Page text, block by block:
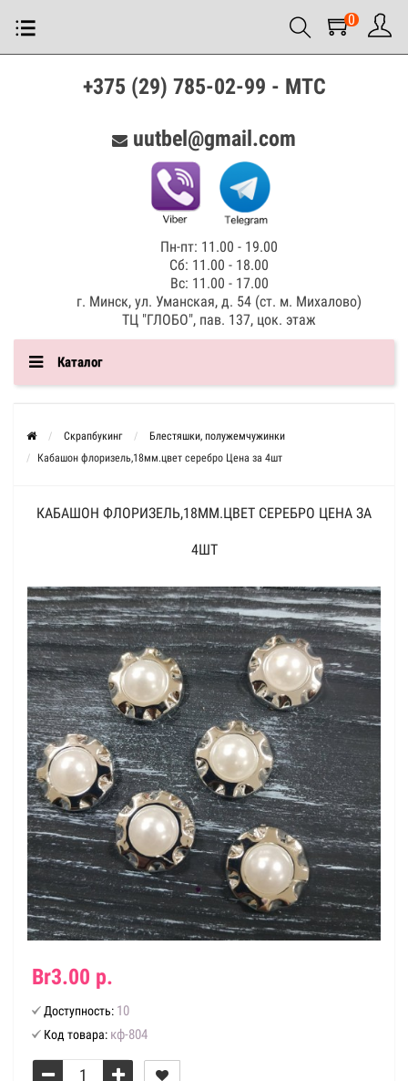
0
+375 (29) 785-02-99 - МТС
uutbel@gmail.com
Пн-пт: 11.00 - 19.00
Сб: 11.00 - 18.00
Вс: 11.00 - 17.00
г. Минск, ул. Уманская, д. 54 (ст. м. Михалово)
ТЦ "ГЛОБО", пав. 137, цок. этаж
Каталог
Скрапбукинг
Блестяшки, полужемчужинки
Кабашон флоризель,18мм.цвет серебро Цена за 4шт
КАБАШОН ФЛОРИЗЕЛЬ,18ММ.ЦВЕТ СЕРЕБРО ЦЕНА ЗА
4ШТ
Br3.00 р.
Доступность: 10
Код товара: кф-804